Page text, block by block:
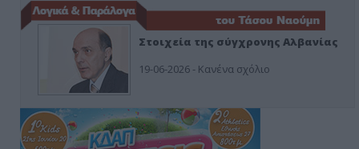
Στοιχεία της σύγχρονης Αλβανίας
19-06-2026 - Κανένα σχόλιο